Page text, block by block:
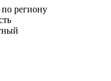
по региону